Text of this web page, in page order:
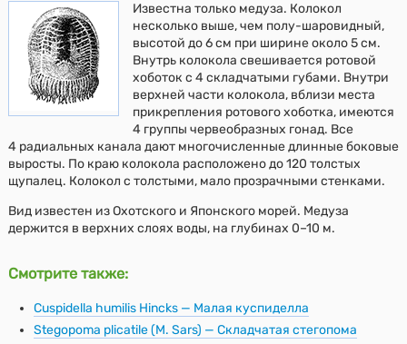
Известна только медуза. Колокол
несколько выше, чем полу-шаровидный,
высотой до 6 см при ширине около 5 см.
Внутрь колокола свешивается ротовой
хоботок с 4 складчатыми губами. Внутри
верхней части колокола, вблизи места
прикрепления ротового хоботка, имеются
4 группы червеобразных гонад. Все
4 радиальных канала дают многочисленные длинные боковые
выросты. По краю колокола расположено до 120 толстых
щупалец. Колокол с толстыми, мало прозрачными стенками.
Вид известен из Охотского и Японского морей. Медуза
держится в верхних слоях воды, на глубинах 0–10 м.
Смотрите также:
Cuspidella humilis Hincks — Малая куспиделла
Stegopoma plicatile (M. Sars) — Складчатая стегопома